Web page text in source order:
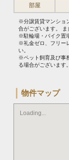
部屋
※分譲賃貸マンショ
合がございます。 ま
※駐輪場・バイク置
※礼金ゼロ、フリー
い。
※ペット飼育及び事
る場合がございます。
物件マップ
Loading...